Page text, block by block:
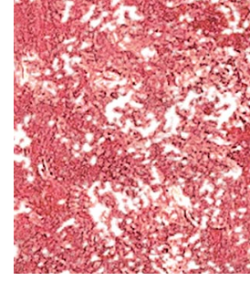
× ТОЗИ
САЙТ
ИЗПОЛЗВА